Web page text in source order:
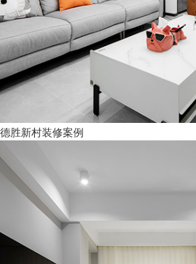
德胜新村装修案例